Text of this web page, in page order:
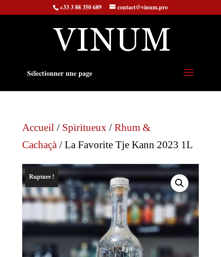
+33 3 88 350 689 contact@vinum.pro
Sélectionner une page
Accueil/ Spiritueux/ Rhum &
Cachaçà/ La Favorite Tje Kann 2023 1L
Rupture !